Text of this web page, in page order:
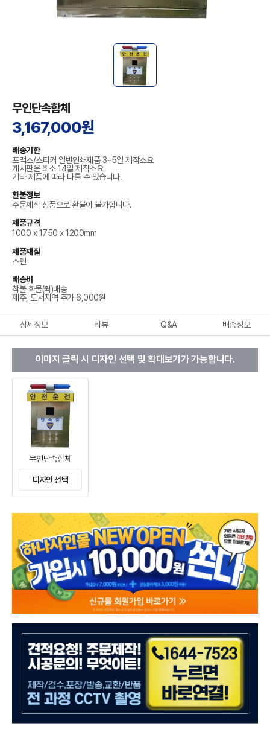
무인단속함체
3,167,000원
배송기한
포맥스/스티커 일반인쇄제품 3~5일 제작소요
게시판은 최소 14일 제작소요
기타 제품에 따라 다를 수 있습니다.
환불정보
주문제작 상품으로 환불이 불가합니다.
제품규격
1000 x 1750 x 1200mm
제품재질
스텐
배송비
착불 화물(퀵)배송
제주, 도서지역 추가 6,000원
상세정보 리뷰 Q&A 배송정보
이미지 클릭 시 디자인 선택 및 확대보기가 가능합니다.
무인단속함체
디자인 선택